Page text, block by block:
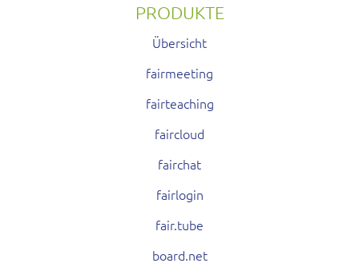
PRODUKTE
Übersicht
fairmeeting
fairteaching
faircloud
fairchat
fairlogin
fair.tube
board.net